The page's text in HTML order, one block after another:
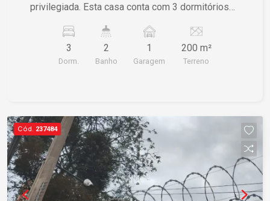
privilegiada. Esta casa conta com 3 dormitórios
família. O imóvel dispõe de sala de estar
espaçosa, cozinha funcional, 2 banheiros, área de
serviço, lavanderia, quintal e vaga de garagem,
central de São Carlos. Localizada na região
central de São Carlos, a residência está próxima
a supermercados, farmácias, escolas, bancos,
restaurantes e demais serviços essenciais,
garantindo fácil acesso a tudo o que você
precisa. Ideal para famílias ou profissionais que
3
Dorm.
2
Banho
1
Garagem
200 m²
Terreno
Cód. 237484